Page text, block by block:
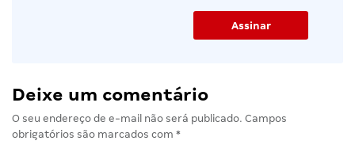
Deixe um comentário
O seu endereço de e-mail não será publicado. Campos
obrigatórios são marcados com *